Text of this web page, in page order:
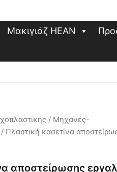
Μακιγιάζ HEAN
/ Μηχανές-
/ Πλαστική κασετίνα
αποστείρωσης